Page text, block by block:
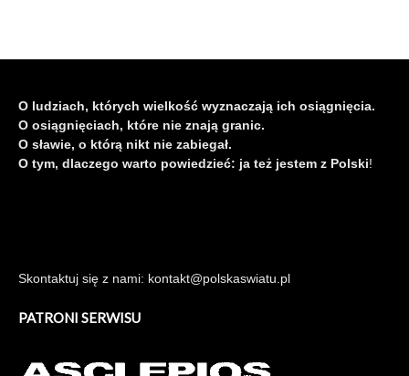
O ludziach, których wielkość wyznaczają ich osiągnięcia.
O osiągnięciach, które nie znają granic.
O sławie, o którą nikt nie zabiegał.
O tym, dlaczego warto powiedzieć: ja też jestem z Polski!
Skontaktuj się z nami: kontakt@polskaswiatu.pl
PATRONI SERWISU